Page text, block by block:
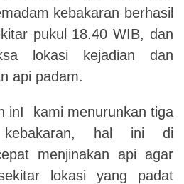
kebakaran berhasil
pukul 18.40 WIB, dan
lokasi kejadian dan
api padam.
inI kami menurunkan tiga
kebakaran, hal ini di
menjinakan api agar
lokasi yang padat